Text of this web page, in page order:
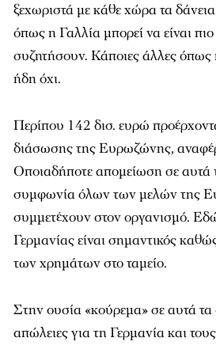
ξεχωριστά με κάθε χώρα τα
όπως η Γαλλία μπορεί να είναι
συζητήσουν. Κάποιες άλλες όπως
ήδη όχι.
Περίπου 142 δισ. ευρώ
διάσωσης της Ευρωζώνης,
Οποιαδήποτε απομείωση σε αυτά
συμφωνία όλων των μελών της
συμμετέχουν στον οργανισμό.
Γερμανίας είναι σημαντικός
των χρημάτων στο ταμείο.
Στην ουσία «κούρεμα» σε αυτά τα
απώλειες για τη Γερμανία και